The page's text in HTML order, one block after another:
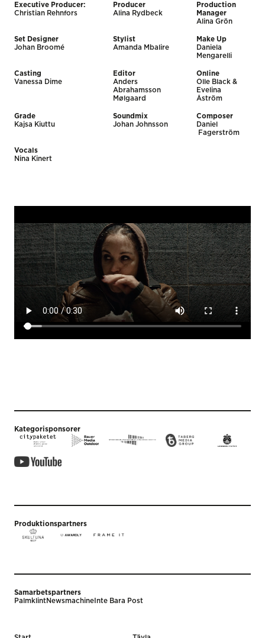
Executive Producer:
Christian Rehnfors
Producer
Alina Rydbeck
Production
Manager
Alina Grön
Set Designer
Johan Broomé
Stylist
Amanda Mbalire
Make Up
Daniela
Mengarelli
Casting
Vanessa Dime
Editor
Anders
Abrahamsson
Mølgaard
Online
Olle Black &
Evelina
Åström
Grade
Kajsa Kiuttu
Soundmix
Johan Johnsson
Composer
Daniel
Fagerström
Vocals
Nina Kinert
Kategorisponsorer
Produktionspartners
Samarbetspartners
PalmklintNewsmachine Inte Bara Post